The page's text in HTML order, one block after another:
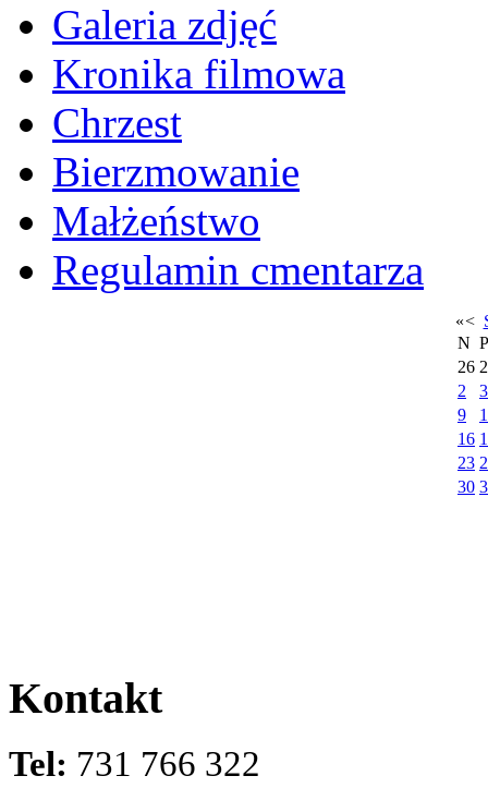
Galeria zdjęć
Kronika filmowa
Chrzest
Bierzmowanie
Małżeństwo
Regulamin cmentarza
«<
N P
26
2
3
9
16
23
30
Kontakt
Tel: 731 766 322